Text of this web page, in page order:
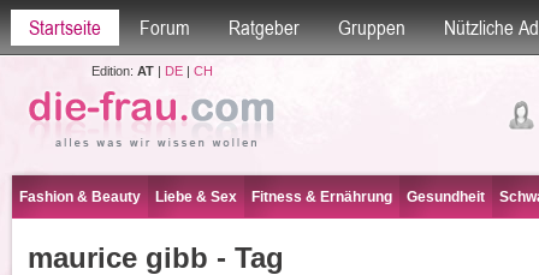
Startseite Forum Ratgeber Gruppen Nützliche
Edition: AT| DE| CH
Fashion & Beauty Liebe & Sex Fitness & Ernährung Gesundheit
maurice gibb - Tag